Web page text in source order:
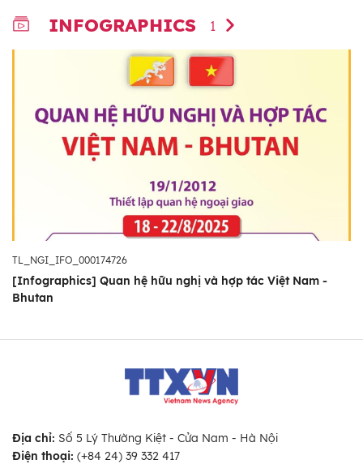
INFOGRAPHICS 1
TL_NGI_IFO_000174726
[Infographics] Quan hệ hữu nghị và hợp tác Việt Nam -
Bhutan
Địa chỉ: Số 5 Lý Thường Kiệt - Cửa Nam - Hà Nội
Điện thoại: (+84 24) 39 332 417